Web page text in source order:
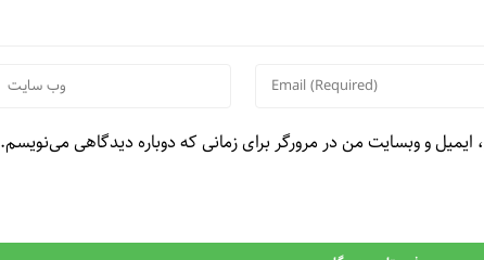
ایمیل و وبسایت من در مرورگر برای زمانی که دوباره دیدگاهی می‌نویسم.